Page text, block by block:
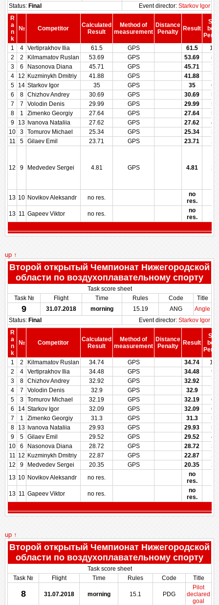
Status: Final Event director: Starkov Igor
R
a
n
k
№ Competitor
Calculated
Result
Method of
measurement
Distance
Penalty
Result
1
4 Vertiprakhov Ilia 61.5 GPS 61.5
2
2 Kilmamatov Ruslan 53.69 GPS 53.69
3
6 Nasonova Diana 45.71 GPS 45.71
4
12 Kuzminykh Dmitriy 41.88 GPS 41.88
5
14 Starkov Igor 35 GPS 35
6
8 Chizhov Andrey 30.69 GPS 30.69
7
7 Volodin Denis 29.99 GPS 29.99
8
1 Zimenko Georgiy 27.64 GPS 27.64
9
13 Ivanova Nataliia 27.62 GPS 27.62
10
3 Tomurov Michael 25.34 GPS 25.34
11
5 Gilaev Emil 23.71 GPS 23.71
12 9 Medvedev Sergei 4.81 GPS 4.81
13 10 Novikov Aleksandr no res.
no
res.
13 11 Gapeev Viktor no res.
no
res.
up ↑
Второй открытый Чемпионат Нижегородской
области по воздухоплавательному спорту
Task score sheet
Task №
Flight Time Rules Code Title
9 31.07.2018 morning 15.19 ANG
Angle
Status: Final Event director: Starkov Igor
R
a
n
k
№ Competitor
Calculated
Result
Method of
measurement
Distance
Penalty
Result
1
2 Kilmamatov Ruslan 34.74 GPS 34.74
2
4 Vertiprakhov Ilia 34.48 GPS 34.48
3
8 Chizhov Andrey 32.92 GPS 32.92
4
7 Volodin Denis 32.9 GPS 32.9
5
3 Tomurov Michael 32.19 GPS 32.19
6
14 Starkov Igor 32.09 GPS 32.09
7
1 Zimenko Georgiy 31.3 GPS 31.3
8
13 Ivanova Nataliia 29.93 GPS 29.93
9
5 Gilaev Emil 29.52 GPS 29.52
10
6 Nasonova Diana 28.72 GPS 28.72
11 12 Kuzminykh Dmitriy 22.87 GPS 22.87
12
9 Medvedev Sergei 20.35 GPS 20.35
13 10 Novikov Aleksandr no res.
no
res.
13 11 Gapeev Viktor no res.
no
res.
up ↑
Второй открытый Чемпионат Нижегородской
области по воздухоплавательному спорту
Task score sheet
Task №
Flight Time Rules Code Title
8 31.07.2018 morning 15.1 PDG
Pilot
declared
goal